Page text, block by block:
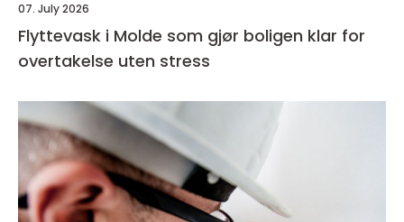
07. July 2026
Flyttevask i Molde som gjør boligen klar for
overtakelse uten stress